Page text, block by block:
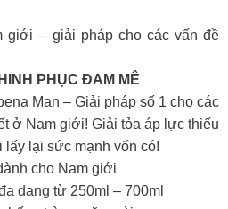
giới – giải pháp cho các vấn đề
PHỤC ĐAM MÊ
Man – Giải pháp số 1 cho các
ở Nam giới! Giải tỏa áp lực thiếu
lại sức mạnh vốn có!
cho Nam giới
dạng từ 250ml – 700ml